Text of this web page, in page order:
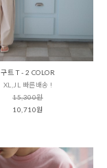
구트 T - 2 COLOR
XL,JL 빠른배송 !
15,300원
10,710원